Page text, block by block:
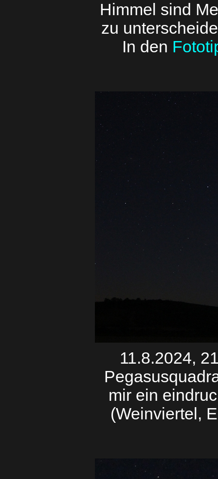
Himmel sind
zu
In den
11.8.2024,
mir ein
(Weinviertel,